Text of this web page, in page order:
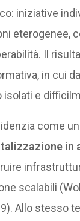
iniziative
eterogenee,
Il
in cui
isolati e
come
in
scalabili
Allo stesso